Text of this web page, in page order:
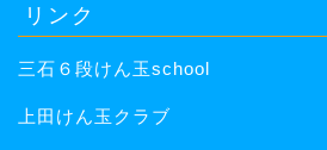
リンク
三石６段けん玉school
上田けん玉クラブ